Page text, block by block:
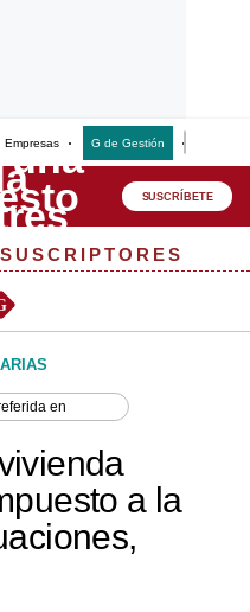
Empresas G de Gestión
SUSCRÍBETE
en
a la